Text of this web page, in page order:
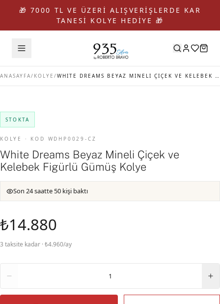
🎁 7000 TL VE ÜZERİ ALIŞVERİŞLERDE KAR
TANESİ KOLYE HEDİYE 🎁
ANASAYFA/ KOLYE / WHITE DREAMS BEYAZ MINELI ÇIÇEK VE KELEBEK FIGÜRLÜ GÜMÜŞ KOLYE
STOKTA
KOLYE · KOD WDHP0029-CZ
White Dreams Beyaz Mineli Çiçek ve
Kelebek Figürlü Gümüş Kolye
Son 24 saatte 50 kişi baktı
₺14.880
3 taksite kadar · ₺4.960/ay
1